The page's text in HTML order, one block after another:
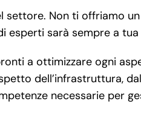
Non ti offriamo
esperti sarà sempre a
a ottimizzare ogni
dell’infrastruttura,
necessarie per